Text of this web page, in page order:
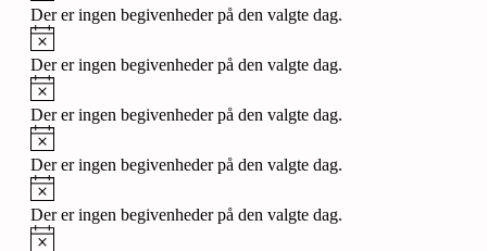
Der er ingen begivenheder på den valgte dag.
Notice
Der er ingen begivenheder på den valgte dag.
Notice
Der er ingen begivenheder på den valgte dag.
Notice
Der er ingen begivenheder på den valgte dag.
Notice
Der er ingen begivenheder på den valgte dag.
Notice